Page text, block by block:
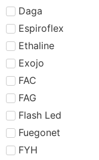
Daga
Espiroflex
Ethaline
Exojo
FAC
FAG
Flash Led
Fuegonet
FYH